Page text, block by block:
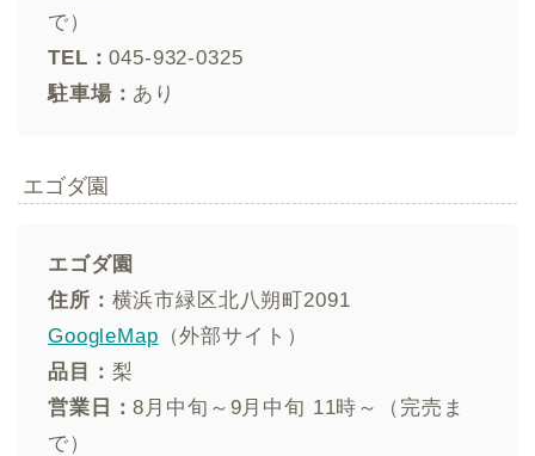
で）
TEL：045-932-0325
駐車場： あり
エゴダ園
エゴダ園
住所： 横浜市緑区北八朔町2091
GoogleMap （外部サイト）
品目： 梨
営業日：8月中旬～9月中旬 11時～（完売ま
で）